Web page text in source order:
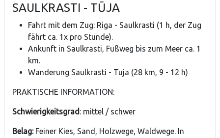
SAULKRASTI - TŪJA
Fahrt mit dem Zug: Riga - Saulkrasti (1 h, der Zug
fährt ca. 1x pro Stunde).
Ankunft in Saulkrasti, Fußweg bis zum Meer ca. 1
km.
Wanderung Saulkrasti - Tuja (28 km, 9 - 12 h)
PRAKTISCHE INFORMATION:
Schwierigkeitsgrad: mittel / schwer
Belag:Feiner Kies, Sand, Holzwege, Waldwege. In